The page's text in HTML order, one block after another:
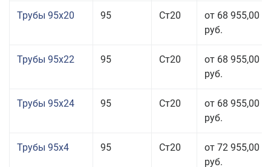
Трубы 95x20 95 Ст20
от 68 955,00
руб.
Трубы 95x22 95 Ст20
от 68 955,00
руб.
Трубы 95x24 95 Ст20
от 68 955,00
руб.
Трубы 95x4 95 Ст20
от 72 955,00
руб.